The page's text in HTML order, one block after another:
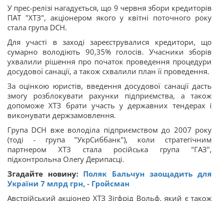
У прес-релізі нагадується, що 9 червня збори кредиторів
ПАТ "ХТЗ", акціонером якого у квітні поточного року
стала група DCH.
Для участі в заході зареєструвалися кредитори, що
сумарно володіють 90,35% голосів. Учасники зборів
ухвалили рішення про початок проведення процедури
досудової санації, а також схвалили план її проведення.
За оцінкою юристів, введення досудової санації дасть
змогу розблокувати рахунки підприємства, а також
допоможе ХТЗ брати участь у державних тендерах і
виконувати держзамовлення.
Група DCH вже володіла підприємством до 2007 року
(тоді - група "УкрСиббанк"), коли стратегічним
партнером ХТЗ стала російська група "ГАЗ",
підконтрольна Олегу Дерипасці.
Згадайте новину: Поляк Бальчун заощадить для
України 7 млрд грн, - Гройсман
Австрійський акціонер ХТЗ Зігфрід Вольф, який є також